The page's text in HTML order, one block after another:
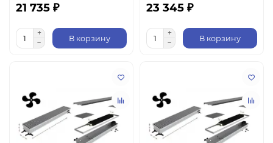
21 735 ₽
В корзину
23 345 ₽
В корзину